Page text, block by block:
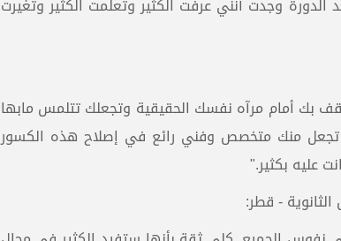
وجدت أنني عرفت الكثير وتعلمت الكثير وتغيرت
أمام مرآه نفسك الحقيقية وتجعلك تتلمس مابها
تجعل منك متخصص وفني رائع في إصلاح هذه الكسور
عليه بكثير."
- قطر: